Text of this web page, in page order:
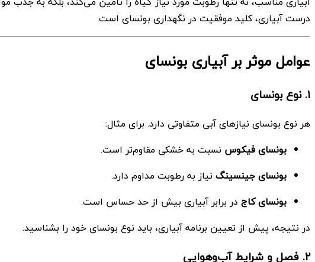
درست آبیاری، کلید موفقیت در نگهداری بونسای است.
عوامل موثر بر آبیاری بونسای
۱. نوع بونسای
هر نوع بونسای نیازهای آبی متفاوتی دارد. برای مثال:
بونسای فیکوس نسبت به خشکی مقاوم‌تر است.
بونسای جینسینگ نیاز به رطوبت مداوم دارد.
بونسای کاج در برابر آبیاری بیش از حد حساس است.
در نتیجه، پیش از تعیین برنامه آبیاری، باید نوع بونسای خود را بشناسید.
۲. فصل و شرایط آب‌وهوایی